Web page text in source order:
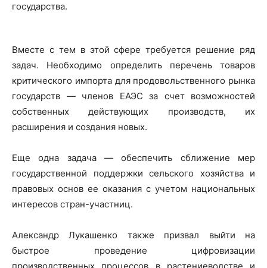
государства.
Вместе с тем в этой сфере требуется решение ряд
задач. Необходимо определить перечень товаров
критического импорта для продовольственного рынка
государств — членов ЕАЭС за счет возможностей
собственных действующих производств, их
расширения и создания новых.
Еще одна задача — обеспечить сближение мер
государственной поддержки сельского хозяйства и
правовых основ ее оказания с учетом национальных
интересов стран-участниц.
Александр Лукашенко также призвал выйти на
быстрое проведение цифровизации